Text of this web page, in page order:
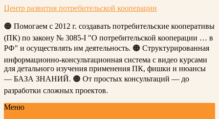
Центр развития потребительской кооперации
🟠 Помогаем с 2012 г. создавать потребительские кооперативы
(ПК) по закону № 3085-I "О потребительской кооперации … в
РФ" и осуществлять им деятельность. 🟠 Структурированная
информационно-консультационная система с видео курсами
для детального изучения применения ПК, фишки и нюансы
— БАЗА ЗНАНИЙ. 🟠 От простых консультаций — до
разработки сложных проектов.
Меню